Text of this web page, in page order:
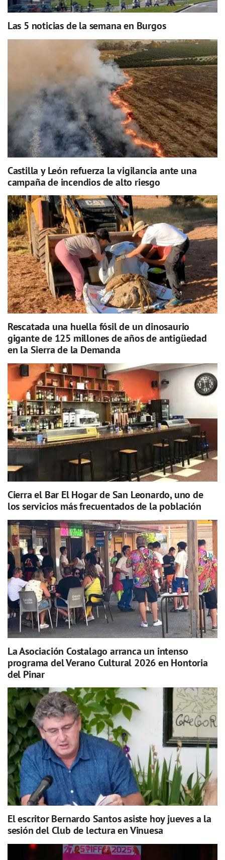
Las 5 noticias de la semana en Burgos
Castilla y León refuerza la vigilancia ante una
campaña de incendios de alto riesgo
Rescatada una huella fósil de un dinosaurio
gigante de 125 millones de años de antigüedad
en la Sierra de la Demanda
Cierra el Bar El Hogar de San Leonardo, uno de
los servicios más frecuentados de la población
La Asociación Costalago arranca un intenso
programa del Verano Cultural 2026 en Hontoria
del Pinar
El escritor Bernardo Santos asiste hoy jueves a la
sesión del Club de lectura en Vinuesa